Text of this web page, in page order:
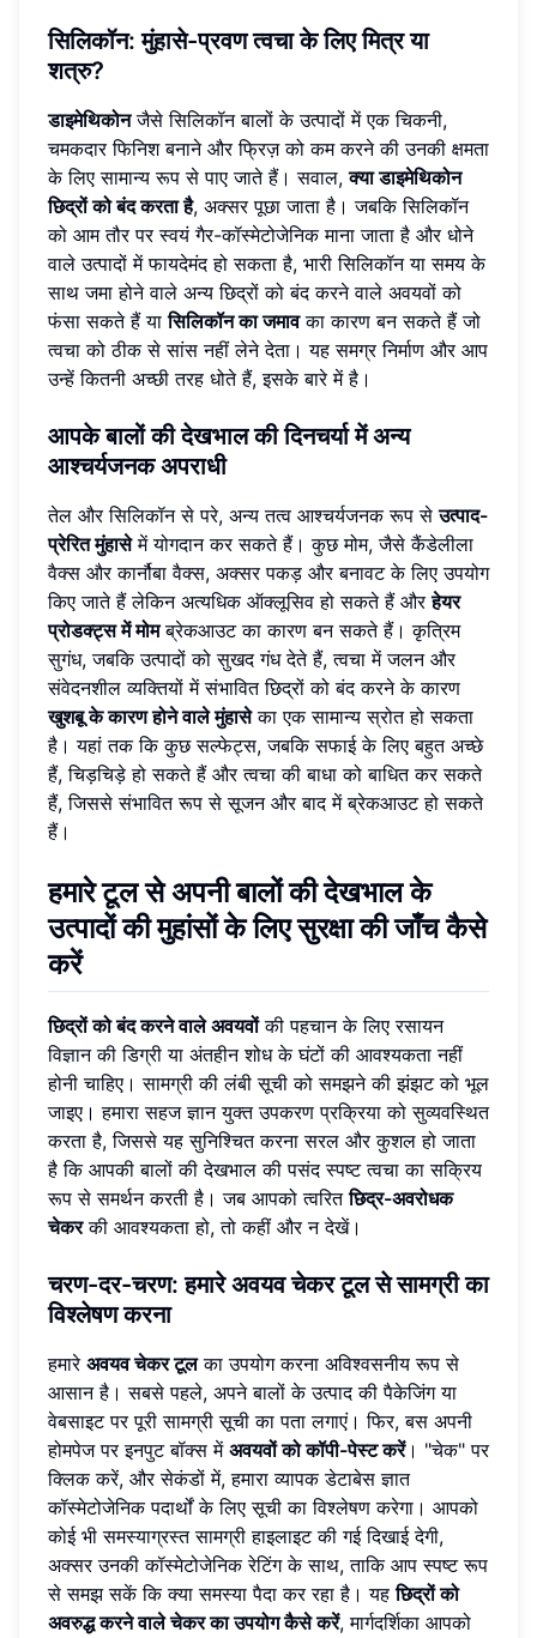
सिलिकॉन: मुंहासे-प्रवण त्वचा के लिए मित्र या
शत्रु?
डाइमेथिकोनजैसे सिलिकॉन बालों के उत्पादों में एक चिकनी,
चमकदार फिनिश बनाने और फ्रिज़ को कम करने की उनकी क्षमता
के लिए सामान्य रूप से पाए जाते हैं। सवाल,क्या डाइमेथिकोन
छिद्रों को बंद करता है, अक्सर पूछा जाता है। जबकि सिलिकॉन
को आम तौर पर स्वयं गैर-कॉस्मेटोजेनिक माना जाता है और धोने
वाले उत्पादों में फायदेमंद हो सकता है, भारी सिलिकॉन या समय के
साथ जमा होने वाले अन्य छिद्रों को बंद करने वाले अवयवों को
फंसा सकते हैं यासिलिकॉन का जमावका कारण बन सकते हैं जो
त्वचा को ठीक से सांस नहीं लेने देता। यह समग्र निर्माण और आप
उन्हें कितनी अच्छी तरह धोते हैं, इसके बारे में है।
आपके बालों की देखभाल की दिनचर्या में अन्य
आश्चर्यजनक अपराधी
तेल और सिलिकॉन से परे, अन्य तत्व आश्चर्यजनक रूप सेउत्पाद-
प्रेरित मुंहासेमें योगदान कर सकते हैं। कुछ मोम, जैसे कैंडेलीला
वैक्स और कार्नौबा वैक्स, अक्सर पकड़ और बनावट के लिए उपयोग
किए जाते हैं लेकिन अत्यधिक ऑक्लूसिव हो सकते हैं औरहेयर
प्रोडक्ट्स में मोमब्रेकआउट का कारण बन सकते हैं। कृत्रिम
सुगंध, जबकि उत्पादों को सुखद गंध देते हैं, त्वचा में जलन और
संवेदनशील व्यक्तियों में संभावित छिद्रों को बंद करने के कारण
खुशबू के कारण होने वाले मुंहासेका एक सामान्य स्रोत हो सकता
है। यहां तक ​​कि कुछ सल्फेट्स, जबकि सफाई के लिए बहुत अच्छे
हैं, चिड़चिड़े हो सकते हैं और त्वचा की बाधा को बाधित कर सकते
हैं, जिससे संभावित रूप से सूजन और बाद में ब्रेकआउट हो सकते
हैं।
हमारे टूल से अपनी बालों की देखभाल के
उत्पादों की मुहांसों के लिए सुरक्षा की जाँच कैसे
करें
छिद्रों को बंद करने वाले अवयवोंकी पहचान के लिए रसायन
विज्ञान की डिग्री या अंतहीन शोध के घंटों की आवश्यकता नहीं
होनी चाहिए। सामग्री की लंबी सूची को समझने की झंझट को भूल
जाइए। हमारा सहज ज्ञान युक्त उपकरण प्रक्रिया को सुव्यवस्थित
करता है, जिससे यह सुनिश्चित करना सरल और कुशल हो जाता
है कि आपकी बालों की देखभाल की पसंद स्पष्ट त्वचा का सक्रिय
रूप से समर्थन करती है। जब आपको त्वरितछिद्र-अवरोधक
चेकरकी आवश्यकता हो, तो कहीं और न देखें।
चरण-दर-चरण: हमारे अवयव चेकर टूल से सामग्री का
विश्लेषण करना
हमारे अवयव चेकर टूलका उपयोग करना अविश्वसनीय रूप से
आसान है। सबसे पहले, अपने बालों के उत्पाद की पैकेजिंग या
वेबसाइट पर पूरी सामग्री सूची का पता लगाएं। फिर, बस अपनी
होमपेज पर इनपुट बॉक्स में अवयवों को कॉपी-पेस्ट करें। "चेक" पर
क्लिक करें, और सेकंडों में, हमारा व्यापक डेटाबेस ज्ञात
कॉस्मेटोजेनिक पदार्थों के लिए सूची का विश्लेषण करेगा। आपको
कोई भी समस्याग्रस्त सामग्री हाइलाइट की गई दिखाई देगी,
अक्सर उनकी कॉस्मेटोजेनिक रेटिंग के साथ, ताकि आप स्पष्ट रूप
से समझ सकें कि क्या समस्या पैदा कर रहा है। यहछिद्रों को
अवरुद्ध करने वाले चेकर का उपयोग कैसे करें, मार्गदर्शिका आपको